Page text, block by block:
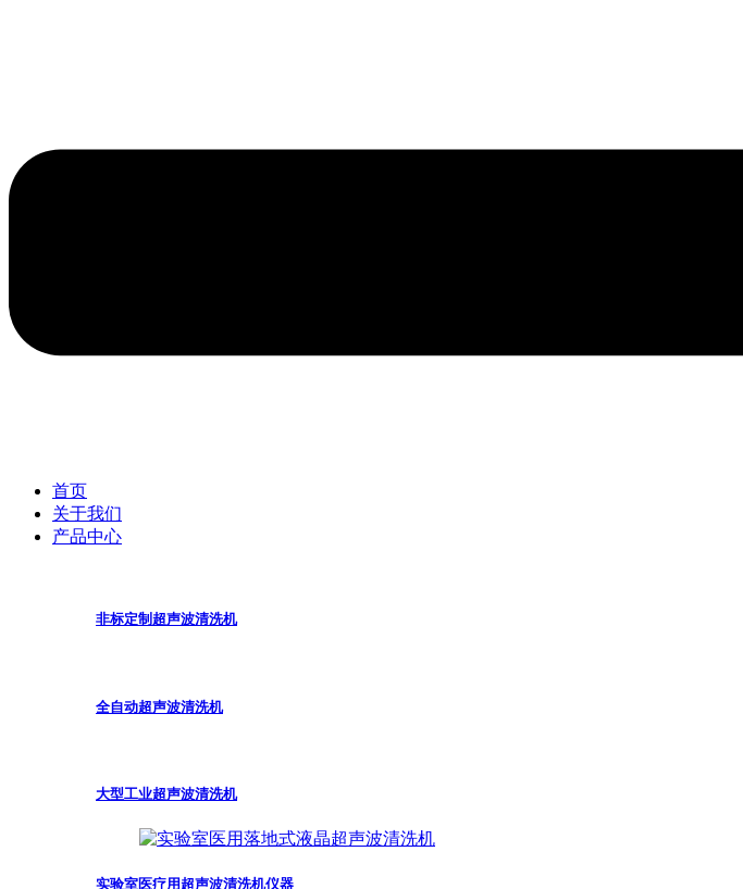
首页
关于我们
产品中心
非标定制超声波清洗机
全自动超声波清洗机
大型工业超声波清洗机
实验室医疗用超声波清洗机仪器